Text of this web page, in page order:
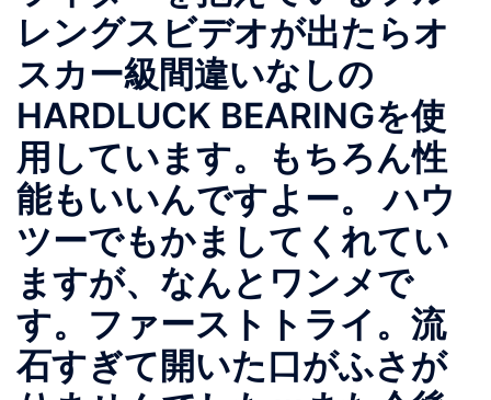
レングスビデオが出たらオ
スカー級間違いなしの
HARDLUCK BEARINGを使
用しています。もちろん性
能もいいんですよー。 ハウ
ツーでもかましてくれてい
ますが、なんとワンメで
す。ファーストトライ。流
石すぎて開いた口がふさが